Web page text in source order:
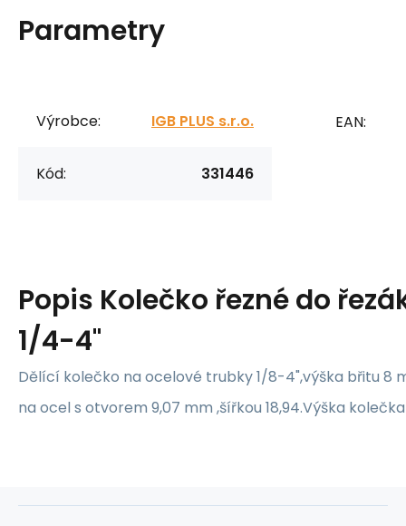
Parametry
Výrobce: IGB PLUS s.r.o.
Kód: 331446
EAN:
Popis Kolečko řezné do
1/4-4"
Dělící kolečko na ocelové trubky 1/8-4",výška břitu 8
na ocel s otvorem 9,07 mm ,šířkou 18,94.Výška